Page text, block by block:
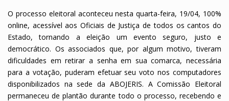
O processo eleitoral aconteceu nesta quarta-feira, 19/04, 100%
online, acessível aos Oficiais de Justiça de todos os cantos do
Estado, tornando a eleição um evento seguro, justo e
democrático. Os associados que, por algum motivo, tiveram
dificuldades em retirar a senha em sua comarca, necessária
para a votação, puderam efetuar seu voto nos computadores
disponibilizados na sede da ABOJERIS. A Comissão Eleitoral
permaneceu de plantão durante todo o processo, recebendo e